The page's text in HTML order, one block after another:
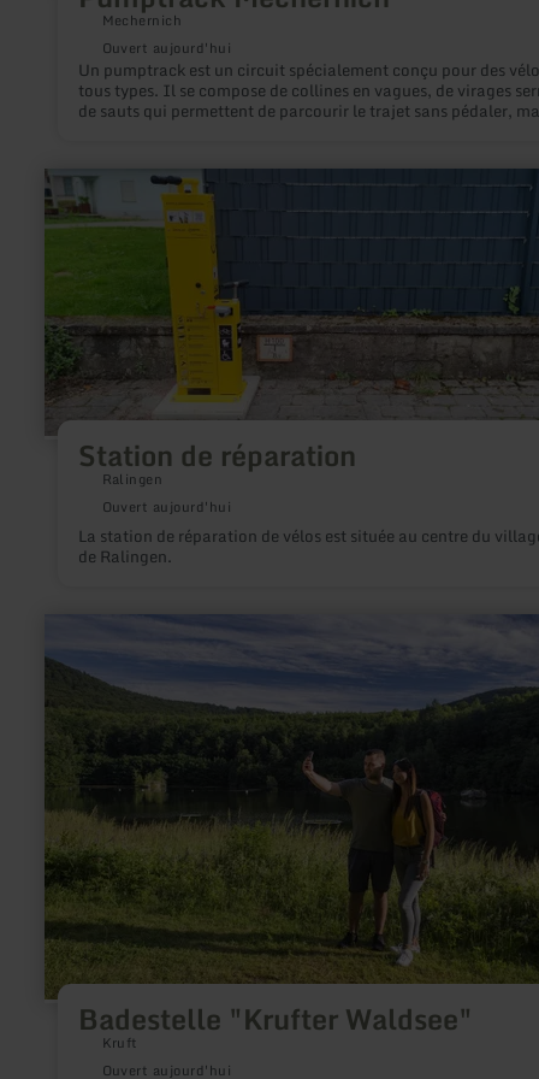
Mechernich
Ouvert aujourd'hui
Un pumptrack est un circuit spécialement conçu pour des
tous types. Il se compose de collines en vagues, de virages
de sauts qui permettent de parcourir le trajet sans pédaler,
Station de réparation
Ralingen
Ouvert aujourd'hui
La station de réparation de vélos est située au centre du
de Ralingen.
en
savoir
plus
sur
Station
réparation
Badestelle "Krufter Waldsee"
Kruft
Ouvert aujourd'hui
plus
Badestelle
"Krufter
Waldsee"